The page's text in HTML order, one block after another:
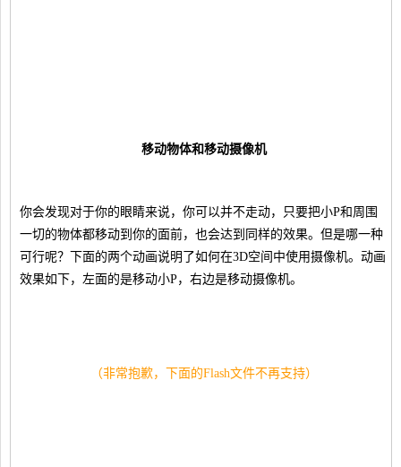
移动物体和移动摄像机
你会发现对于你的眼睛来说，你可以并不走动，只要把小P和周围
一切的物体都移动到你的面前，也会达到同样的效果。但是哪一种
可行呢？下面的两个动画说明了如何在3D空间中使用摄像机。动画
效果如下，左面的是移动小P，右边是移动摄像机。
（非常抱歉，下面的Flash文件不再支持）